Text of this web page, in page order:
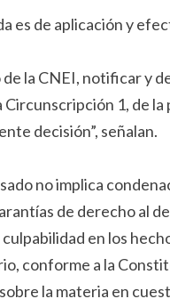
es de aplicación y
la CNEI, notificar y
1, de la
decisión”, señalan.
no implica
de derecho al
en los
conforme a la
la materia en